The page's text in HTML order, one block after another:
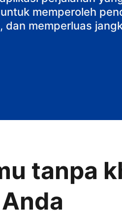
memperoleh
memperluas
tanpa